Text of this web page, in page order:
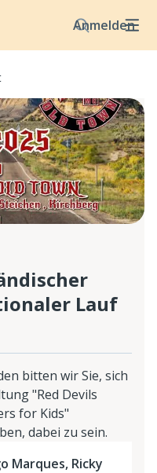
Anmelden
Lauf
bitten wir Sie, sich
"Red Devils
for Kids"
dabei zu sein.
Marques, Ricky